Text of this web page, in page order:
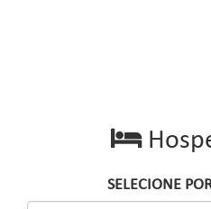
SELECIONE